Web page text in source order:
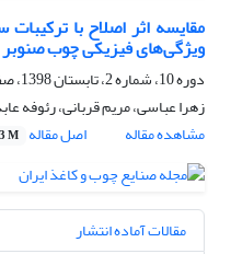
مقایسه اثر اصلاح با
ویژگی‌های فیزیکی چوب صنوبر
دوره 10، شماره 2، تابستان 1398، صفحه
زهرا عباسی، مریم قربانی، رئوفه
مشاهده مقاله
اصل مقاله M
مقالات آماده انتشار